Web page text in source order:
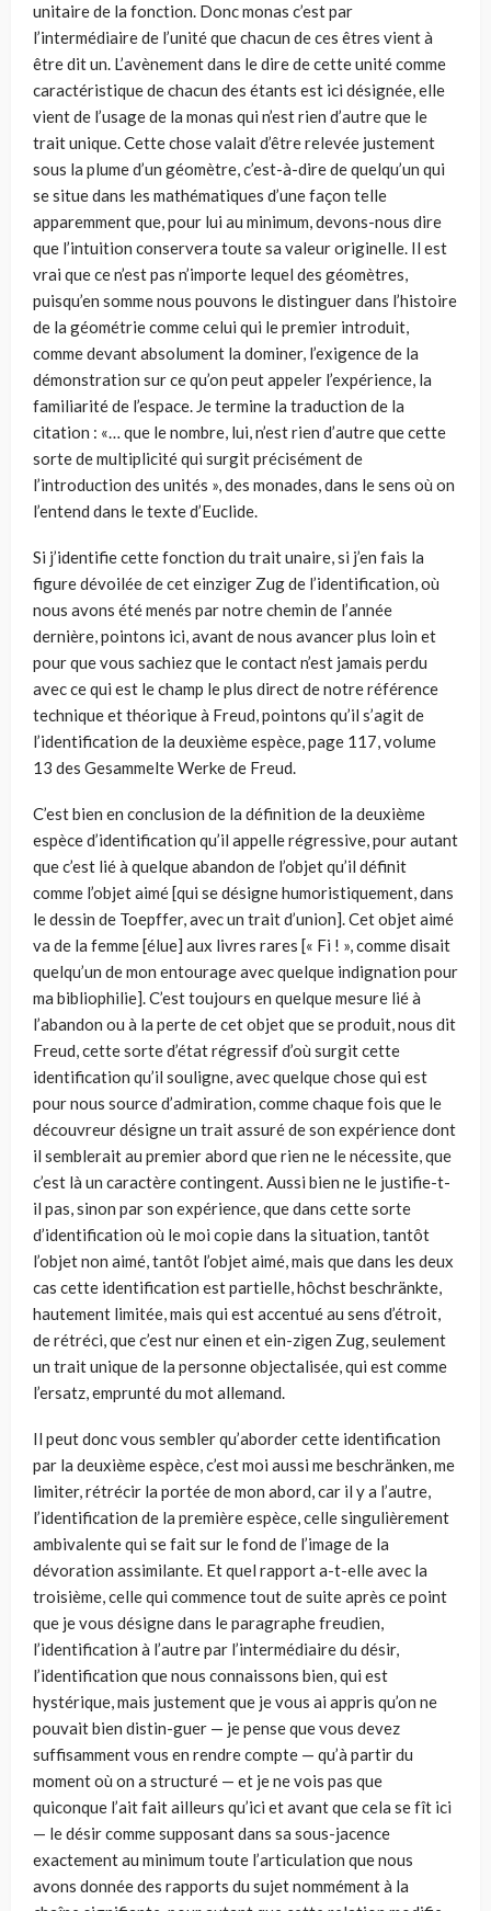
unitaire de la fonction. Donc monas c’est par
l’intermédiaire de l’unité que chacun de ces êtres vient à
être dit un. L’avènement dans le dire de cette unité comme
caractéristique de chacun des étants est ici désignée, elle
vient de l’usage de la monas qui n’est rien d’autre que le
trait unique. Cette chose valait d’être relevée justement
sous la plume d’un géomètre, c’est-à-dire de quelqu’un qui
se situe dans les mathématiques d’une façon telle
apparemment que, pour lui au minimum, devons-nous dire
que l’intuition conservera toute sa valeur originelle. Il est
vrai que ce n’est pas n’importe lequel des géomètres,
puisqu’en somme nous pouvons le distinguer dans l’histoire
de la géométrie comme celui qui le premier introduit,
comme devant absolument la dominer, l’exigence de la
démonstration sur ce qu’on peut appeler l’expérience, la
familiarité de l’espace. Je termine la traduction de la
citation : «… que le nombre, lui, n’est rien d’autre que cette
sorte de multiplicité qui surgit précisément de
l’introduction des unités », des monades, dans le sens où on
l’entend dans le texte d’Euclide.
Si j’identifie cette fonction du trait unaire, si j’en fais la
figure dévoilée de cet einziger Zug de l’identification, où
nous avons été menés par notre chemin de l’année
dernière, pointons ici, avant de nous avancer plus loin et
pour que vous sachiez que le contact n’est jamais perdu
avec ce qui est le champ le plus direct de notre référence
technique et théorique à Freud, pointons qu’il s’agit de
l’identification de la deuxième espèce, page 117, volume
13 des Gesammelte Werke de Freud.
C’est bien en conclusion de la définition de la deuxième
espèce d’identification qu’il appelle régressive, pour autant
que c’est lié à quelque abandon de l’objet qu’il définit
comme l’objet aimé [qui se désigne humoristiquement, dans
le dessin de Toepffer, avec un trait d’union]. Cet objet aimé
va de la femme [élue] aux livres rares [« Fi ! », comme disait
quelqu’un de mon entourage avec quelque indignation pour
ma bibliophilie]. C’est toujours en quelque mesure lié à
l’abandon ou à la perte de cet objet que se produit, nous dit
Freud, cette sorte d’état régressif d’où surgit cette
identification qu’il souligne, avec quelque chose qui est
pour nous source d’admiration, comme chaque fois que le
découvreur désigne un trait assuré de son expérience dont
il semblerait au premier abord que rien ne le nécessite, que
c’est là un caractère contingent. Aussi bien ne le justifie-t-
il pas, sinon par son expérience, que dans cette sorte
d’identification où le moi copie dans la situation, tantôt
l’objet non aimé, tantôt l’objet aimé, mais que dans les deux
cas cette identification est partielle, hôchst beschränkte,
hautement limitée, mais qui est accentué au sens d’étroit,
de rétréci, que c’est nur einen et ein-zigen Zug, seulement
un trait unique de la personne objectalisée, qui est comme
l’ersatz, emprunté du mot allemand.
Il peut donc vous sembler qu’aborder cette identification
par la deuxième espèce, c’est moi aussi me beschränken, me
limiter, rétrécir la portée de mon abord, car il y a l’autre,
l’identification de la première espèce, celle singulièrement
ambivalente qui se fait sur le fond de l’image de la
dévoration assimilante. Et quel rapport a-t-elle avec la
troisième, celle qui commence tout de suite après ce point
que je vous désigne dans le paragraphe freudien,
l’identification à l’autre par l’intermédiaire du désir,
l’identification que nous connaissons bien, qui est
hystérique, mais justement que je vous ai appris qu’on ne
pouvait bien distin-guer — je pense que vous devez
suffisamment vous en rendre compte — qu’à partir du
moment où on a structuré — et je ne vois pas que
quiconque l’ait fait ailleurs qu’ici et avant que cela se fît ici
— le désir comme supposant dans sa sous-jacence
exactement au minimum toute l’articulation que nous
avons donnée des rapports du sujet nommément à la